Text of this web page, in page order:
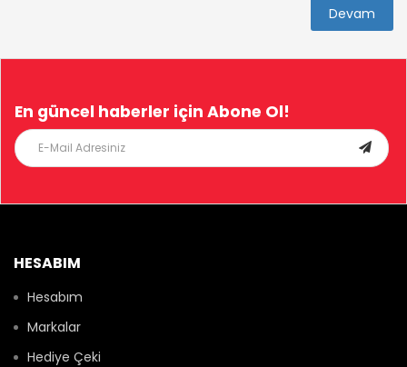
Devam
En güncel haberler için Abone Ol!
HESABIM
Hesabım
Markalar
Hediye Çeki